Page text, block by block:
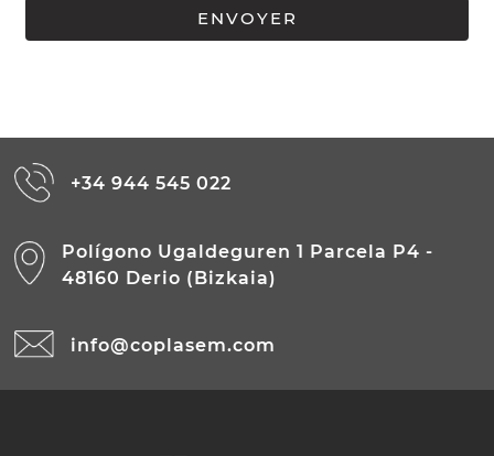
+34 944 545 022
Polígono Ugaldeguren 1 Parcela P4 -
48160 Derio (Bizkaia)
info@coplasem.com